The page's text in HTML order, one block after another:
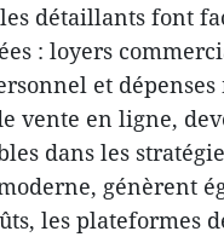
détaillants font
: loyers
et
vente en ligne,
dans les
génèrent
les plateformes